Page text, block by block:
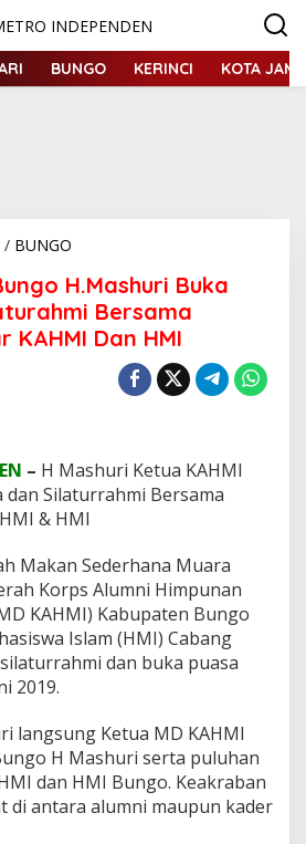
BUNGO KERINCI KOTA
/ BUNGO
t
u
a
K
u
n
g
o
.
M
a
s
h
u
u
k
a
P
H.Mashuri Buka
Bersama
KAHMI Dan HMI
– H Mashuri Ketua KAHMI
dan Silaturrahmi Bersama
& HMI
Makan Sederhana Muara
Korps Alumni Himpunan
KAHMI) Kabupaten Bungo
Islam (HMI) Cabang
dan buka puasa
2019.
langsung Ketua MD KAHMI
H Mashuri serta puluhan
dan HMI Bungo. Keakraban
di antara alumni maupun kader